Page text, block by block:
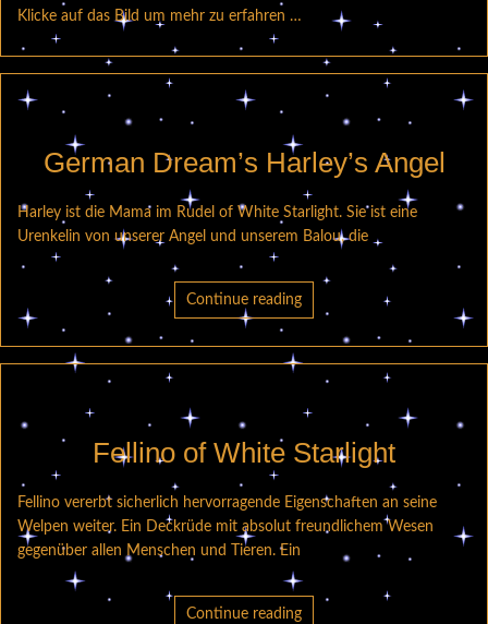
Klicke auf das Bild um mehr zu erfahren …
German Dream’s Harley’s Angel
Harley ist die Mama im Rudel of White Starlight. Sie ist eine
Urenkelin von unserer Angel und unserem Balou, die
Continue reading
Fellino of White Starlight
Fellino vererbt sicherlich hervorragende Eigenschaften an seine
Welpen weiter. Ein Deckrüde mit absolut freundlichem Wesen
gegenüber allen Menschen und Tieren. Ein
Continue reading